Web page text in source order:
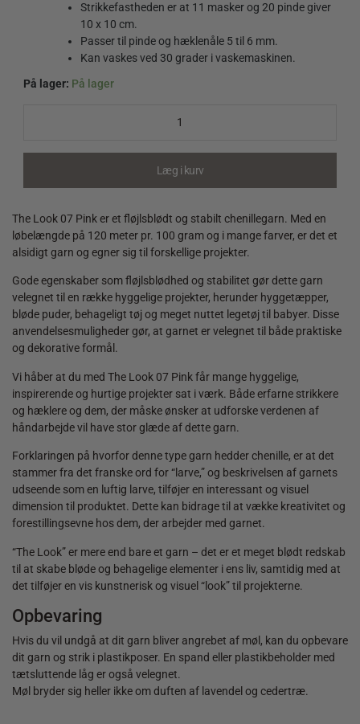
Strikkefastheden er at 11 masker og 20 pinde giver
10 x 10 cm.
Passer til pinde og hæklenåle 5 til 6 mm.
Kan vaskes ved 30 grader i vaskemaskinen.
På lager: På lager
Læg i kurv
The Look 07 Pink er et fløjlsblødt og stabilt chenillegarn. Med en
løbelængde på 120 meter pr. 100 gram og i mange farver, er det et
alsidigt garn og egner sig til forskellige projekter.
Gode egenskaber som fløjlsblødhed og stabilitet gør dette garn
velegnet til en række hyggelige projekter, herunder hyggetæpper,
bløde puder, behageligt tøj og meget nuttet legetøj til babyer. Disse
anvendelsesmuligheder gør, at garnet er velegnet til både praktiske
og dekorative formål.
Vi håber at du med The Look 07 Pink får mange hyggelige,
inspirerende og hurtige projekter sat i værk. Både erfarne strikkere
og hæklere og dem, der måske ønsker at udforske verdenen af
håndarbejde vil have stor glæde af dette garn.
Forklaringen på hvorfor denne type garn hedder chenille, er at det
stammer fra det franske ord for “larve,” og beskrivelsen af garnets
udseende som en luftig larve, tilføjer en interessant og visuel
dimension til produktet. Dette kan bidrage til at vække kreativitet og
forestillingsevne hos dem, der arbejder med garnet.
“The Look” er mere end bare et garn – det er et meget blødt redskab
til at skabe bløde og behagelige elementer i ens liv, samtidig med at
det tilføjer en vis kunstnerisk og visuel “look” til projekterne.
Opbevaring
Hvis du vil undgå at dit garn bliver angrebet af møl, kan du opbevare
dit garn og strik i plastikposer. En spand eller plastikbeholder med
tætsluttende låg er også velegnet.
Møl bryder sig heller ikke om duften af lavendel og cedertræ.